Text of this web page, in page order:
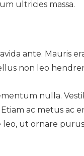
ultricies massa.
ante. Mauris
non leo
nulla.
ac metus ac
ut ornare